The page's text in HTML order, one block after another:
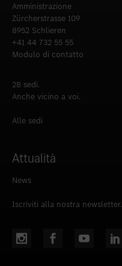
Amministrazione
Zürcherstrasse 109
8952 Schlieren
+41 44 732 55 55
Modulo di contatto
28 sedi.
Anche vicino a voi.
Alle sedi
Attualità
News
Iscriviti alla nostra newsletter.